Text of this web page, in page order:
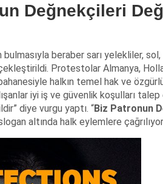
Değnekçileri
bulmasıyla beraber sarı yelekliler,
Protestolar Almanya,
halkın temel hak ve
iyi iş ve güvenlik koşulları
diye vurgu yaptı. “Biz Patronun
altında halk eylemlere